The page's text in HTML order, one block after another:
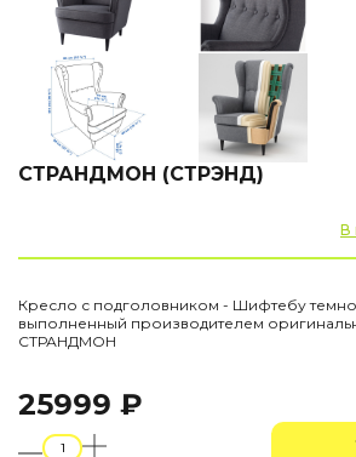
СТРАНДМОН (СТРЭНД)
В
Кресло с подголовником - Шифтебу
выполненный производителем
СТРАНДМОН
25999 ₽